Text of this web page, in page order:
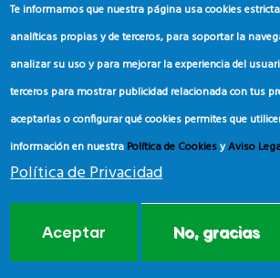
Te informamos que nuestra página usa cookies
analíticas propias y de terceros, para soportar la
analizar su uso y para mejorar la experiencia del
terceros para mostrar publicidad relacionada con tus
aceptarlas o configurar qué cookies permites que
información en nuestra Política de CookiesyAviso
Política de Privacidad
Aceptar No, gracias